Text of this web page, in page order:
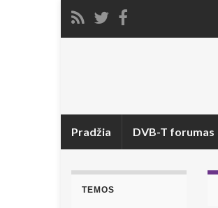
Pradžia DVB-T forumas
TEMOS